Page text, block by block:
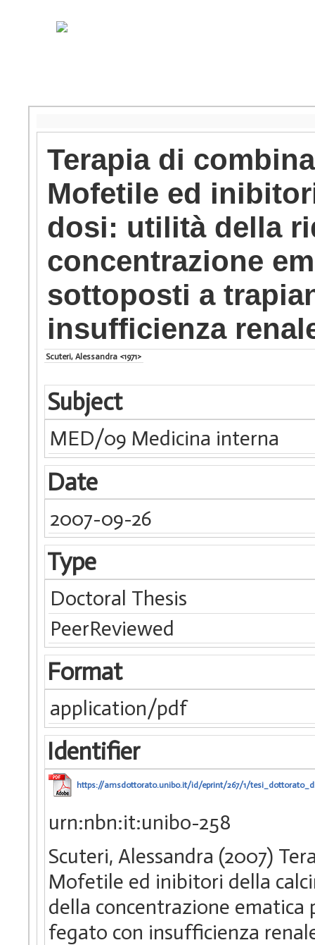
Terapia di
Mofetile ed
dosi: utilità della
concentrazione
sottoposti a
insufficienza
Scuteri, Alessandra <1971>
Subject
MED/09 Medicina interna
Date
2007-09-26
Type
Doctoral Thesis
PeerReviewed
Format
application/pdf
Identifier
https://amsdottorato.unibo.it/id/eprint/267/1/
urn:nbn:it:unibo-258
Scuteri, Alessandra (2007)
Mofetile ed inibitori della
della concentrazione
fegato con insufficienza